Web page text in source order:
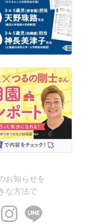
お知らせを
な方法で